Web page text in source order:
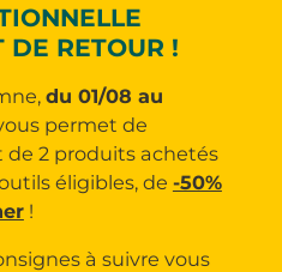
DE RETOUR !
du 01/08 au
permet de
de 2 produits achetés
éligibles, de -50%
!
à suivre vous